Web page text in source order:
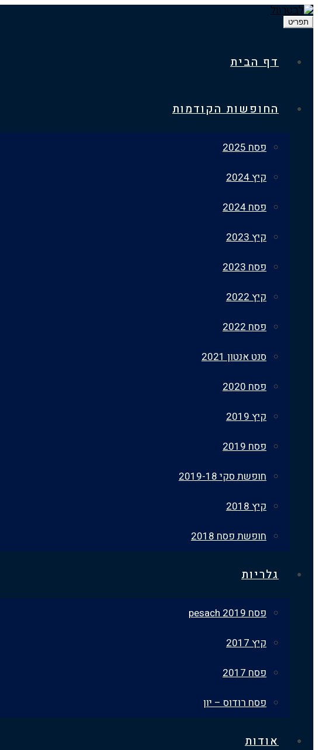
תפריט
דף הבית
החופשות הקודמות
פסח 2025
קיץ 2024
פסח 2024
קיץ 2023
פסח 2023
קיץ 2022
פסח 2022
סנט אנטון 2021
פסח 2020
קיץ 2019
פסח 2019
חופשת סקי 2019-18
קיץ 2018
חופשת פסח 2018
גלריות
פסח 2019 pesach
קיץ 2017
פסח 2017
פסח רודוס – יון
אודות